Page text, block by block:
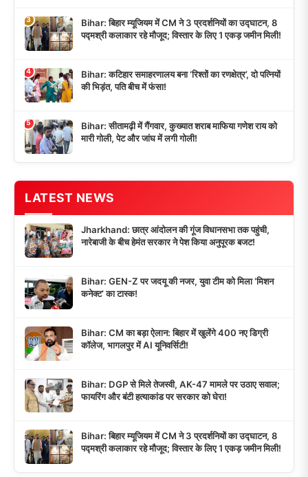
3
Bihar: बिहार म्यूजियम में CM ने 3 प्रदर्शनियों का उद्घाटन, 8
पद्मश्री कलाकार रहे मौजूद; विस्तार के लिए 1 एकड़ जमीन मिली!
4
Bihar: कटिहार समाहरणालय बना ‘रिश्तों का रणक्षेत्र’, दो पत्नियों
की भिड़ंत, पति बीच में फंसा!
5
Bihar: सीतामढ़ी में गैंगवार, कुख्यात शराब माफिया गणेश राय को
मारी गोली, पेट और जांघ में लगी गोली!
LATEST NEWS
Jharkhand: छात्र आंदोलन की गूंज विधानसभा तक पहुंची,
नारेबाजी के बीच हेमंत सरकार ने पेश किया अनुपूरक बजट!
Bihar: GEN-Z पर जदयू की नजर, युवा टीम को मिला ‘मिशन
कनेक्ट’ का टास्क!
Bihar: CM का बड़ा ऐलान: बिहार में खुलेंगे 400 नए डिग्री
कॉलेज, भागलपुर में AI यूनिवर्सिटी!
Bihar: DGP से मिले तेजस्वी, AK-47 मामले पर उठाए सवाल;
फायरिंग और बंटी हत्याकांड पर सरकार को घेरा!
Bihar: बिहार म्यूजियम में CM ने 3 प्रदर्शनियों का उद्घाटन, 8
पद्मश्री कलाकार रहे मौजूद; विस्तार के लिए 1 एकड़ जमीन मिली!